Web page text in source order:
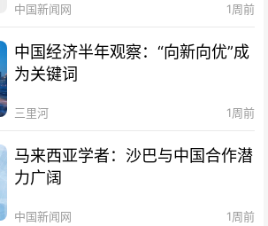
中国新闻网 1周前
中国经济半年观察：“向新向优”成
为关键词
三里河 1周前
马来西亚学者：沙巴与中国合作潜
力广阔
中国新闻网 1周前